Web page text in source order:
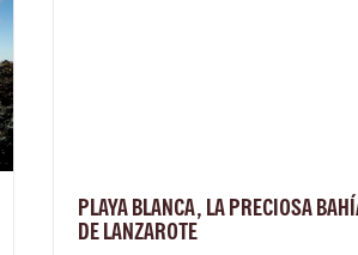
PLAYA BLANCA, LA PRECIOSA
DE LANZAROTE